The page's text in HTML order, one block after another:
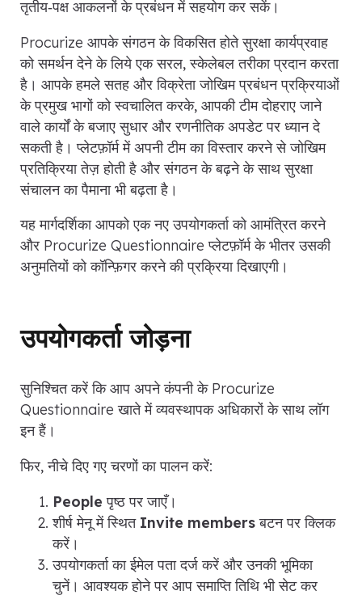
तृतीय‑पक्ष आकलनों के प्रबंधन में सहयोग कर सकें।
Procurize आपके संगठन के विकसित होते सुरक्षा कार्यप्रवाह
को समर्थन देने के लिये एक सरल, स्केलेबल तरीका प्रदान करता
है। आपके हमले सतह और विक्रेता जोखिम प्रबंधन प्रक्रियाओं
के प्रमुख भागों को स्वचालित करके, आपकी टीम दोहराए जाने
वाले कार्यों के बजाए सुधार और रणनीतिक अपडेट पर ध्यान दे
सकती है। प्लेटफ़ॉर्म में अपनी टीम का विस्तार करने से जोखिम
प्रतिक्रिया तेज़ होती है और संगठन के बढ़ने के साथ सुरक्षा
संचालन का पैमाना भी बढ़ता है।
यह मार्गदर्शिका आपको एक नए उपयोगकर्ता को आमंत्रित करने
और Procurize Questionnaire प्लेटफ़ॉर्म के भीतर उसकी
अनुमतियों को कॉन्फ़िगर करने की प्रक्रिया दिखाएगी।
उपयोगकर्ता जोड़ना
सुनिश्चित करें कि आप अपने कंपनी के Procurize
Questionnaire खाते में व्यवस्थापक अधिकारों के साथ लॉग
इन हैं।
फिर, नीचे दिए गए चरणों का पालन करें:
People पृष्ठ पर जाएँ।
शीर्ष मेनू में स्थित Invite membersबटन पर क्लिक
करें।
उपयोगकर्ता का ईमेल पता दर्ज करें और उनकी भूमिका
चुनें। आवश्यक होने पर आप समाप्ति तिथि भी सेट कर